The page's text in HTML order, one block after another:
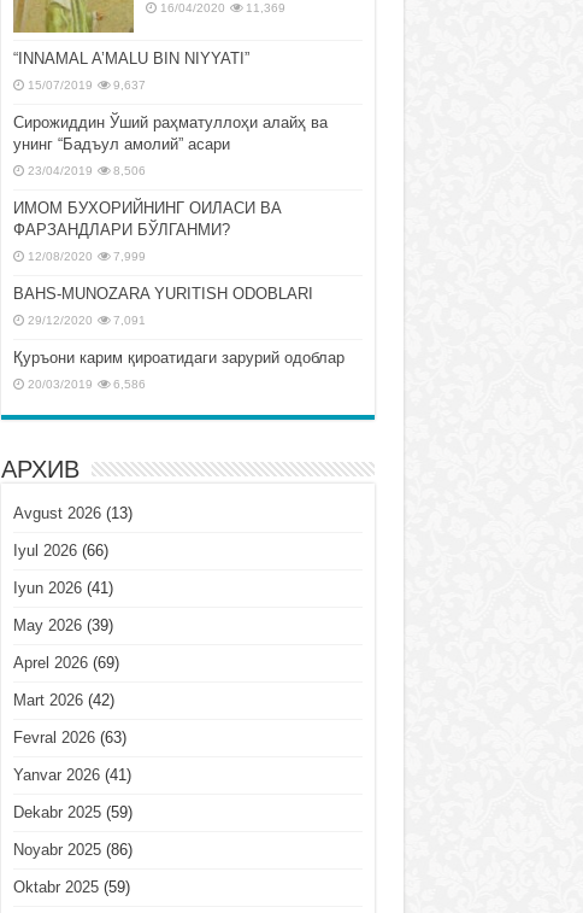
16/04/2020 11,369
“INNAMAL A’MALU BIN NIYYATI”
15/07/2019 9,637
Сирожиддин Ўший раҳматуллоҳи алайҳ ва
унинг “Бадъул амолий” асари
23/04/2019 8,506
ИМОМ БУХОРИЙНИНГ ОИЛАСИ ВА
ФАРЗАНДЛАРИ БЎЛГАНМИ?
12/08/2020 7,999
BAHS-MUNOZARA YURITISH ODOBLARI
29/12/2020 7,091
Қуръони карим қироатидаги зарурий одоблар
20/03/2019 6,586
АРХИВ
Avgust 2026(13)
Iyul 2026(66)
Iyun 2026(41)
May 2026(39)
Aprel 2026(69)
Mart 2026(42)
Fevral 2026(63)
Yanvar 2026(41)
Dekabr 2025(59)
Noyabr 2025(86)
Oktabr 2025(59)